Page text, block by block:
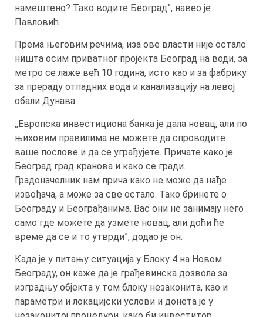
намештено? Тако водите Београд”, навео је
Павловић.
Према његовим речима, иза ове власти није остало
ништа осим приватног пројекта Београд на води, за
метро се лаже већ 10 година, исто као и за фабрику
за прераду отпадних вода и канализацију на левој
обали Дунава.
,,Европска инвестициона банка је дала новац, али по
њиховим правилима не можете да спроводите
ваше послове и да се уграђујете. Причате како је
Београд град кранова и како се гради.
Градоначелник нам прича како не може да нађе
извођача, а може за све остало. Тако бринете о
Београду и Београђанима. Вас они не занимају него
само где можете да узмете новац, али доћи ће
време да се и то утврди”, додао је он.
Када је у питању ситуација у Блоку 4 на Новом
Београду, он каже да је грађевинска дозвола за
изградњу објекта у том блоку незаконита, као и
параметри и локацијски услови и донета је у